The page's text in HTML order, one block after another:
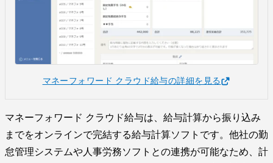
マネーフォワード クラウド給与の詳細を見る
マネーフォワード クラウド給与は、給与計算から振り込み
までをオンラインで完結する給与計算ソフトです。他社の勤
怠管理システムや人事労務ソフトとの連携が可能なため、計